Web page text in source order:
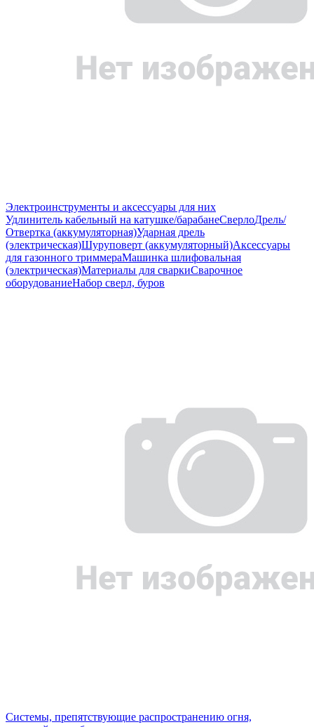
Электроинструменты и аксессуары для них
Удлинитель кабельный на катушке/барабанеСверлоДрель/
Отвертка (аккумуляторная)Ударная дрель
(электрическая)Шуруповерт (аккумуляторный)Аксессуары
для газонного триммераМашинка шлифовальная
(электрическая)Материалы для сваркиСварочное
оборудованиеНабор сверл, буров
Системы, препятствующие распространению огня,